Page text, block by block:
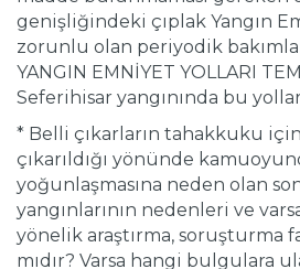
genişliğindeki çıplak Yangın
zorunlu olan periyodik
YANGIN EMNİYET YOLLARI
Seferihisar yangınında bu
* Belli çıkarların tahakkuku
çıkarıldığı yönünde
yoğunlaşmasına neden olan
yangınlarının nedenleri ve
yönelik araştırma, soruşturma
mıdır? Varsa hangi bulgulara